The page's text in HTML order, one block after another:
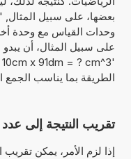
وحدات القياس مع وحدة
الطريقة بما يناسب
تقريب النتيجة إلى
إذا لزم الأمر، يمكن